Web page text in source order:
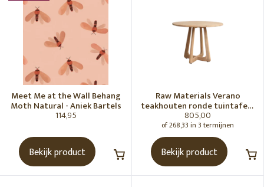
Meet Me at the Wall Behang
Moth Natural - Aniek Bartels
114,95
Bekijk product
Raw Materials Verano
teakhouten ronde tuintafel -
Ø100 cm
805,00
of 268,33 in 3 termijnen
Bekijk product